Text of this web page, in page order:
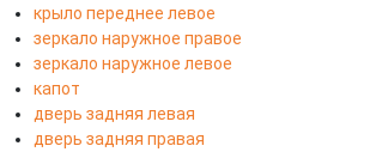
крыло переднее левое
зеркало наружное правое
зеркало наружное левое
капот
дверь задняя левая
дверь задняя правая